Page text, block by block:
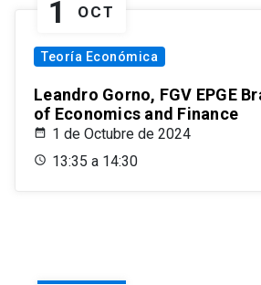
1 OCT
Teoría Económica
Leandro Gorno, FGV EPGE
of Economics and Finance
1 de Octubre de 2024
13:35 a 14:30